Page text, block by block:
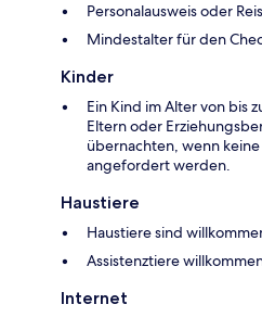
Personalausweis oder
Mindestalter für den
Kinder
Ein Kind im Alter von bis
Eltern oder
übernachten, wenn
angefordert werden.
Haustiere
Haustiere sind
Assistenztiere
Internet